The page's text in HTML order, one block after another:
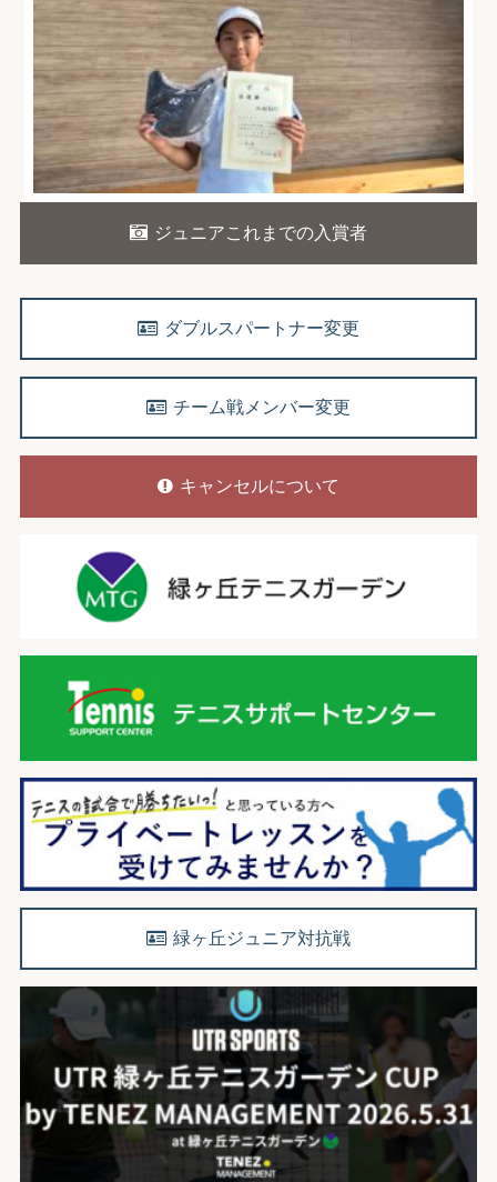
ジュニアこれまでの入賞者
ダブルスパートナー変更
チーム戦メンバー変更
キャンセルについて
緑ヶ丘ジュニア対抗戦